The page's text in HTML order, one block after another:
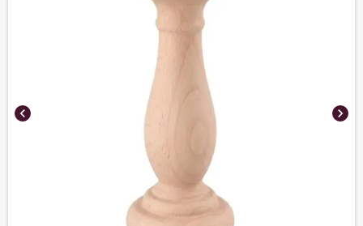
chevron_left chevron_right